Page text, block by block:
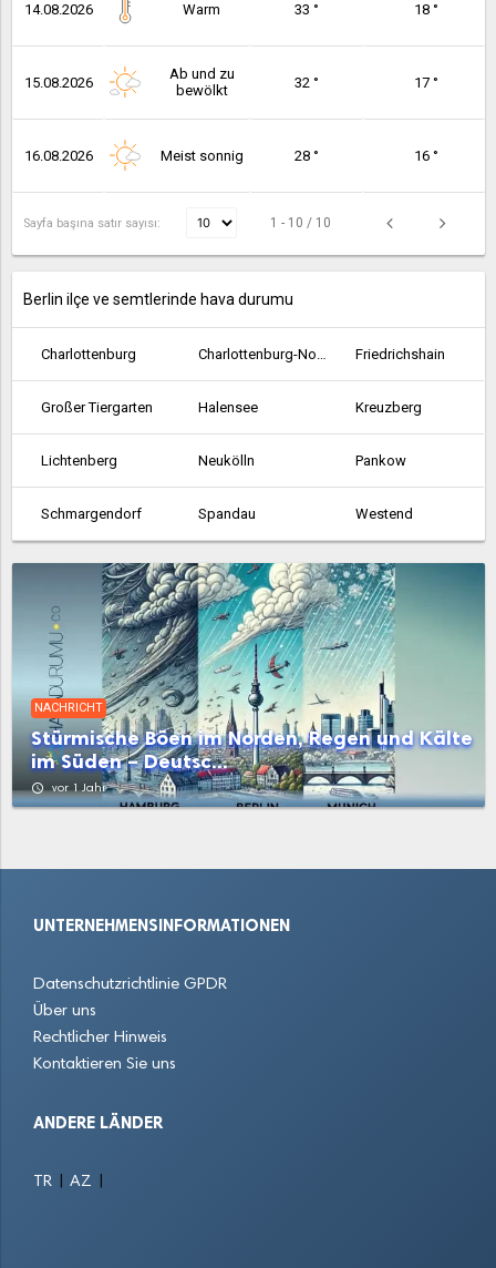
14.08.2026 Warm 33 ° 18 °
15.08.2026
Ab und zu
bewölkt
32 ° 17 °
16.08.2026 Meist sonnig 28 ° 16 °
Sayfa başına satır sayısı: 1 - 10 / 10
Berlin ilçe ve semtlerinde hava durumu
Charlottenburg Charlottenburg-Nord Friedrichshain
Großer Tiergarten Halensee Kreuzberg
Lichtenberg Neukölln Pankow
Schmargendorf Spandau Westend
Wilmersdorf Zehlendorf
NACHRICHT
Stürmische Böen im Norden, Regen und Kälte
im Süden – Deutsc...
access_time vor 1 Jahr
UNTERNEHMENSINFORMATIONEN
Datenschutzrichtlinie GPDR
Über uns
Rechtlicher Hinweis
Kontaktieren Sie uns
ANDERE LÄNDER
TR AZ